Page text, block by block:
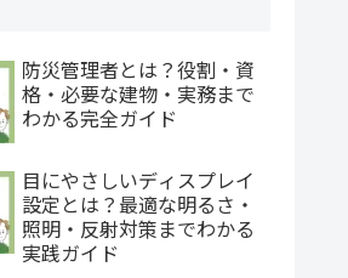
防災管理者とは？役割・資
格・必要な建物・実務まで
わかる完全ガイド
目にやさしいディスプレイ
設定とは？最適な明るさ・
照明・反射対策までわかる
実践ガイド